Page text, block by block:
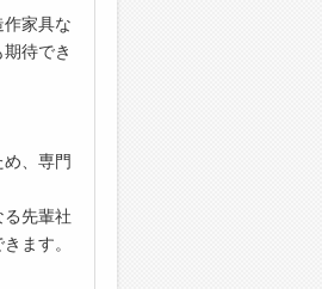
家具な
待でき
、専門
先輩社
ます。